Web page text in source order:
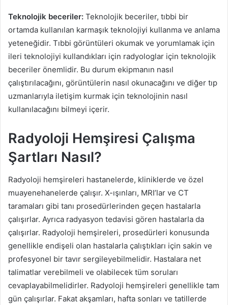
Teknolojik beceriler: Teknolojik beceriler, tıbbi bir
ortamda kullanılan karmaşık teknolojiyi kullanma ve anlama
yeteneğidir. Tıbbi görüntüleri okumak ve yorumlamak için
ileri teknolojiyi kullandıkları için radyologlar için teknolojik
beceriler önemlidir. Bu durum ekipmanın nasıl
çalıştırılacağını, görüntülerin nasıl okunacağını ve diğer tıp
uzmanlarıyla iletişim kurmak için teknolojinin nasıl
kullanılacağını bilmeyi içerir.
Radyoloji Hemşiresi Çalışma
Şartları Nasıl?
Radyoloji hemşireleri hastanelerde, kliniklerde ve özel
muayenehanelerde çalışır. X-ışınları, MRI’lar ve CT
taramaları gibi tanı prosedürlerinden geçen hastalarla
çalışırlar. Ayrıca radyasyon tedavisi gören hastalarla da
çalışırlar. Radyoloji hemşireleri, prosedürleri konusunda
genellikle endişeli olan hastalarla çalıştıkları için sakin ve
profesyonel bir tavır sergileyebilmelidir. Hastalara net
talimatlar verebilmeli ve olabilecek tüm soruları
cevaplayabilmelidirler. Radyoloji hemşireleri genellikle tam
gün çalışırlar. Fakat akşamları, hafta sonları ve tatillerde